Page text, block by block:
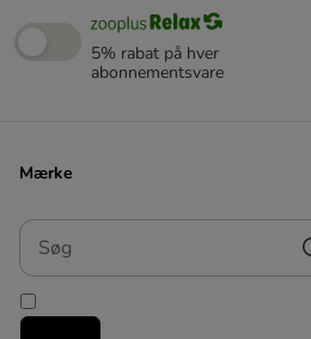
HUNTER
Stof- & plysdyr
Neopren & Nylonlegetøj
Ekstra robust
5% rabat på hver
abonnementsvare
Mærke
Søg